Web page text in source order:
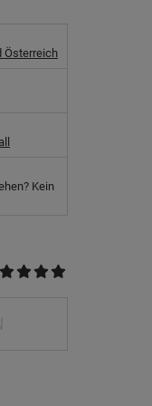
Österreich
Kein